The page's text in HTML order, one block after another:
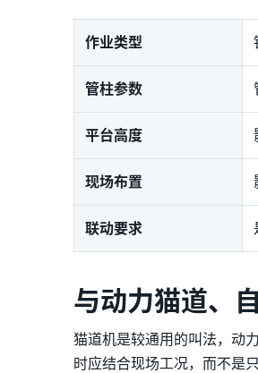
作业类型
管柱参数
平台高度
现场布置
联动要求
与动力猫道、
猫道机是较通用的叫法，动
时应结合现场工况，而不是